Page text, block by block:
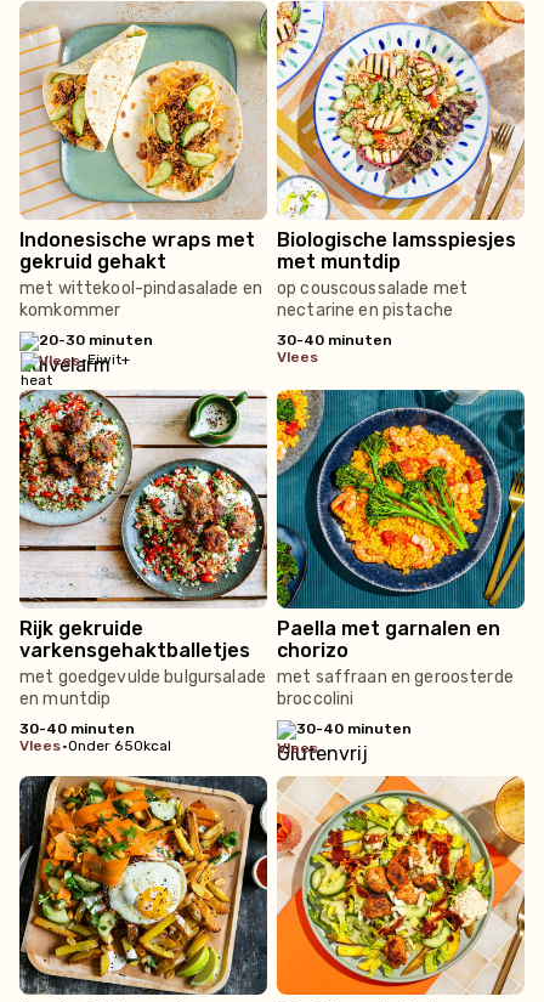
Indonesische wraps met
gekruid gehakt
met wittekool-pindasalade en
komkommer
20-30 minuten
vlees•Eiwit+
Biologische lamsspiesjes
met muntdip
op couscoussalade met
nectarine en pistache
30-40 minuten
vlees
Rijk gekruide
varkensgehaktballetjes
met goedgevulde bulgursalade
en muntdip
30-40 minuten
vlees•Onder 650kcal
Paella met garnalen en
chorizo
met saffraan en geroosterde
broccolini
30-40 minuten
vlees